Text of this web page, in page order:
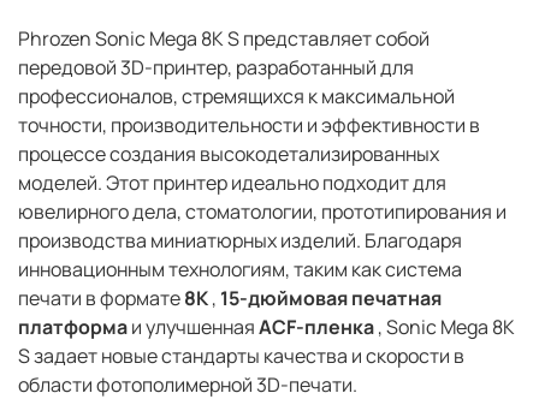
Phrozen Sonic Mega 8K S представляет собой
передовой 3D-принтер, разработанный для
профессионалов, стремящихся к максимальной
точности, производительности и эффективности в
процессе создания высокодетализированных
моделей. Этот принтер идеально подходит для
ювелирного дела, стоматологии, прототипирования и
производства миниатюрных изделий. Благодаря
инновационным технологиям, таким как система
печати в формате8K, 15-дюймовая печатная
платформаи улучшеннаяACF-пленка, Sonic Mega 8K
S задает новые стандарты качества и скорости в
области фотополимерной 3D-печати.